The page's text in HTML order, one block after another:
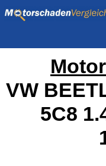
VW
5C8